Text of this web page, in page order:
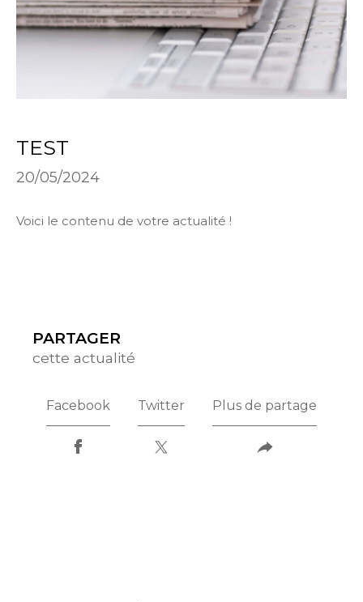
TEST
20/05/2024
Voici le contenu de votre actualité !
PARTAGER
cette actualité
Facebook Twitter Plus de partage